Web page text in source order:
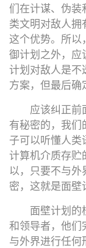
们在计谋、伪装
类文明对敌人拥
这个优势。所以
御计划之外，应
计划对敌人是不
方案，但最后确
应该纠正前
有秘密的，我们
子可以听懂人类
计算机介质存贮
以，只要不与外
密，这就是面壁
面壁计划的
和领导者，他们
与外界进行任何